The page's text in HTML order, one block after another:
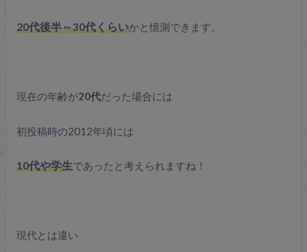
20代後半～30代くらいかと憶測できます。
現在の年齢が20代だった場合には
初投稿時の2012年頃には
10代や学生であったと考えられますね！
現代とは違い